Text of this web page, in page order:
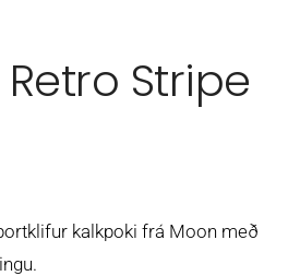
Stripe
kalkpoki frá Moon með